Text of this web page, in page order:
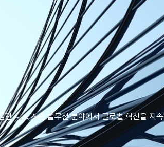
Packaging
Panel Display
Profilometry
Media Inspection
Referenced
Ellipsometry
진동 제어
Isolation Tables
Isolation Elements
Tables
Enclosures
2D 재료
표면공학
디
AFM 이미지 갤러리
서비스 문의
교육안내
매뉴얼 & 소프트웨어
나노 계측 솔루션 분야에서 글로벌 혁신을 지